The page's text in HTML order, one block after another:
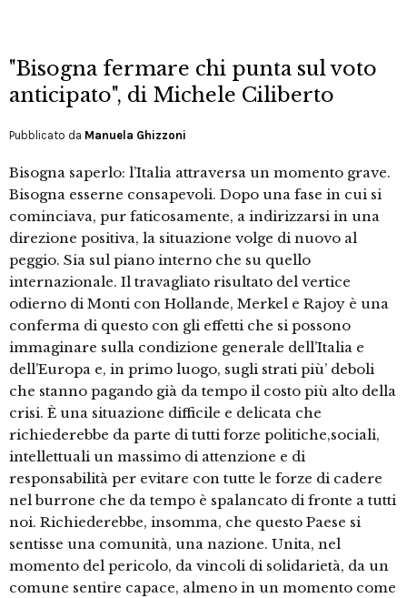
"Bisogna fermare chi punta sul voto
anticipato", di Michele Ciliberto
Pubblicato da Manuela Ghizzoni
Bisogna saperlo: l’Italia attraversa un momento grave.
Bisogna esserne consapevoli. Dopo una fase in cui si
cominciava, pur faticosamente, a indirizzarsi in una
direzione positiva, la situazione volge di nuovo al
peggio. Sia sul piano interno che su quello
internazionale. Il travagliato risultato del vertice
odierno di Monti con Hollande, Merkel e Rajoy è una
conferma di questo con gli effetti che si possono
immaginare sulla condizione generale dell’Italia e
dell’Europa e, in primo luogo, sugli strati più’ deboli
che stanno pagando già da tempo il costo più alto della
crisi. È una situazione difficile e delicata che
richiederebbe da parte di tutti forze politiche,sociali,
intellettuali un massimo di attenzione e di
responsabilità per evitare con tutte le forze di cadere
nel burrone che da tempo è spalancato di fronte a tutti
noi. Richiederebbe, insomma, che questo Paese si
sentisse una comunità, una nazione. Unita, nel
momento del pericolo, da vincoli di solidarietà, da un
comune sentire capace, almeno in un momento come